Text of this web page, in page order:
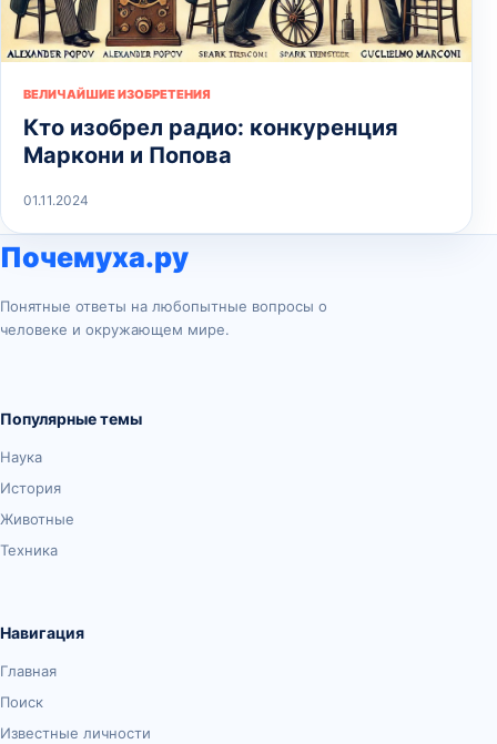
ВЕЛИЧАЙШИЕ ИЗОБРЕТЕНИЯ
Кто изобрел радио: конкуренция
Маркони и Попова
01.11.2024
Почемуха.ру
Понятные ответы на любопытные вопросы о
человеке и окружающем мире.
Популярные темы
Наука
История
Животные
Техника
Навигация
Главная
Поиск
Известные личности